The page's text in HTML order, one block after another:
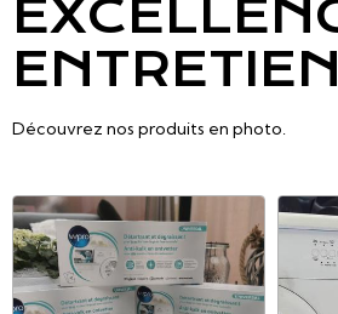
ENTRETIEN
Découvrez nos produits en photo.